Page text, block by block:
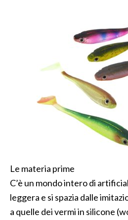
Le materia prime
C’è un mondo intero di
leggera e si spazia dalle
a quelle dei vermi in silicone